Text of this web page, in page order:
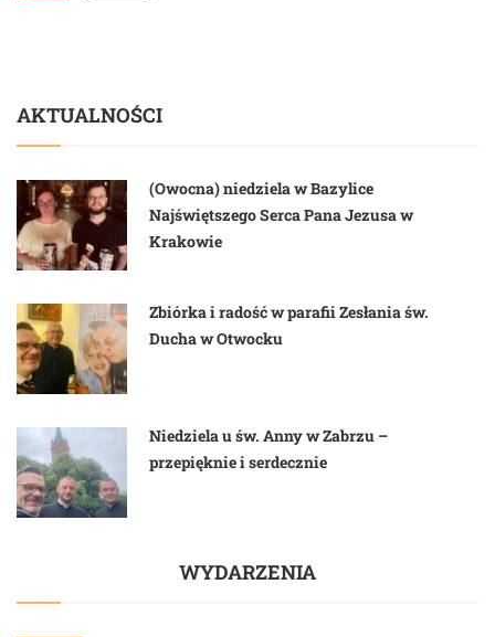
AKTUALNOŚCI
(Owocna) niedziela w Bazylice
Najświętszego Serca Pana Jezusa w
Krakowie
Zbiórka i radość w parafii Zesłania św.
Ducha w Otwocku
Niedziela u św. Anny w Zabrzu –
przepięknie i serdecznie
WYDARZENIA